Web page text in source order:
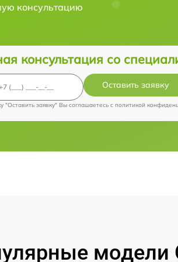
консультацию
консультация со
Оставить заявку
"Оставить заявку" Вы соглашаетесь c политикой
модели